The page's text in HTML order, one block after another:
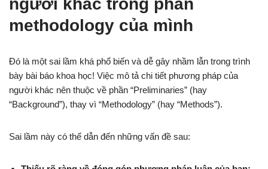
người khác trong phần
methodology của mình
Đó là một sai lầm khá phổ biến và dễ gây nhầm lẫn trong trình
bày bài báo khoa học! Việc mô tả chi tiết phương pháp của
người khác nên thuộc về phần “Preliminaries” (hay
“Background”), thay vì “Methodology” (hay “Methods”).
Sai lầm này có thể dẫn đến những vấn đề sau: